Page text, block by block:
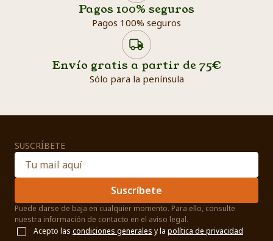
Pagos 100% seguros
Pagos 100% seguros
Envío gratis a partir de 75€
Sólo para la península
SUSCRÍBETE
Suscríbete
Puede darse de baja en cualquier momento. Para ello, consulte
nuestra información de contacto en el aviso legal.
Acepto las condiciones generales y la política de privacidad